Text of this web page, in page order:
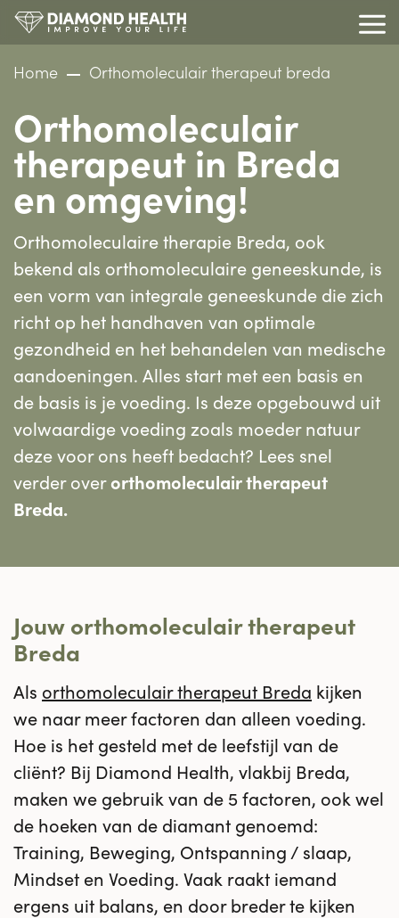
Home Orthomoleculair therapeut breda
Orthomoleculair
therapeut in Breda
en omgeving!
Orthomoleculaire therapie Breda, ook
bekend als orthomoleculaire geneeskunde, is
een vorm van integrale geneeskunde die zich
richt op het handhaven van optimale
gezondheid en het behandelen van medische
aandoeningen. Alles start met een basis en
de basis is je voeding. Is deze opgebouwd uit
volwaardige voeding zoals moeder natuur
deze voor ons heeft bedacht? Lees snel
verder overorthomoleculair therapeut
Breda.
Jouw orthomoleculair therapeut
Breda
Als orthomoleculair therapeut Breda kijken
we naar meer factoren dan alleen voeding.
Hoe is het gesteld met de leefstijl van de
cliënt? Bij Diamond Health, vlakbij Breda,
maken we gebruik van de 5 factoren, ook wel
de hoeken van de diamant genoemd:
Training, Beweging, Ontspanning / slaap,
Mindset en Voeding. Vaak raakt iemand
ergens uit balans, en door breder te kijken